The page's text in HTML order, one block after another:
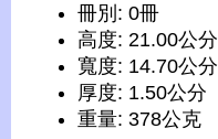
冊別: 0冊
高度: 21.00公分
寬度: 14.70公分
厚度: 1.50公分
重量: 378公克